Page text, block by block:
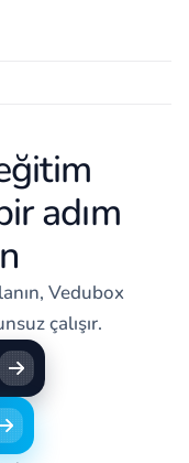
adım
Vedubox
çalışır.